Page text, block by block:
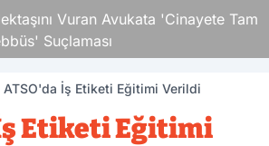
Vuran Avukata 'Cinayete Tam
Suçlaması
ATSO'da İş Etiketi Eğitimi Verildi
Etiketi Eğitimi